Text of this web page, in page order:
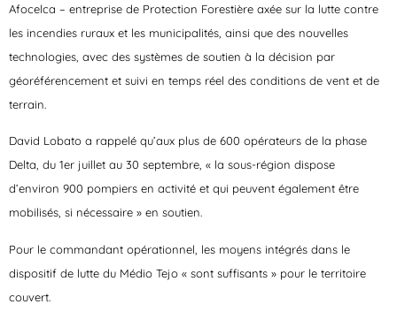
Afocelca – entreprise de Protection Forestière axée sur la lutte contre
les incendies ruraux et les municipalités, ainsi que des nouvelles
technologies, avec des systèmes de soutien à la décision par
géoréférencement et suivi en temps réel des conditions de vent et de
terrain.
David Lobato a rappelé qu’aux plus de 600 opérateurs de la phase
Delta, du 1er juillet au 30 septembre, « la sous-région dispose
d’environ 900 pompiers en activité et qui peuvent également être
mobilisés, si nécessaire » en soutien.
Pour le commandant opérationnel, les moyens intégrés dans le
dispositif de lutte du Médio Tejo « sont suffisants » pour le territoire
couvert.